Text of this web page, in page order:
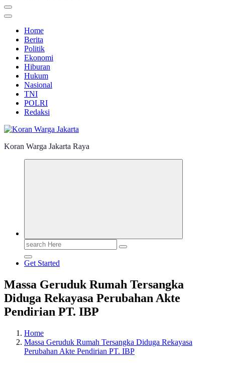
Home
Berita
Politik
Ekonomi
Hiburan
Hukum
Nasional
TNI
POLRI
Redaksi
Koran Warga Jakarta Raya
Search
for:
Get Started
Massa Geruduk Rumah Tersangka
Diduga Rekayasa Perubahan Akte
Pendirian PT. IBP
Home
Massa Geruduk Rumah Tersangka Diduga Rekayasa
Perubahan Akte Pendirian PT. IBP